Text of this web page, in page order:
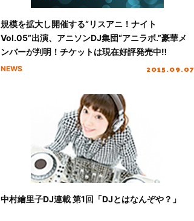
規模を拡大し開催する“リスアニ！ナイト
Vol.05”出演、アニソンDJ集団“アニラボ.”豪華メ
ンバーが判明！チケットは現在好評発売中‼
NEWS 2015.09.07
中村繪里子DJ連載 第1回「DJとはなんぞや？」